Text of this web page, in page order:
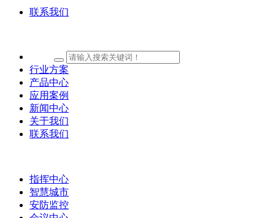
联系我们
行业方案
产品中心
应用案例
新闻中心
关于我们
联系我们
指挥中心
智慧城市
安防监控